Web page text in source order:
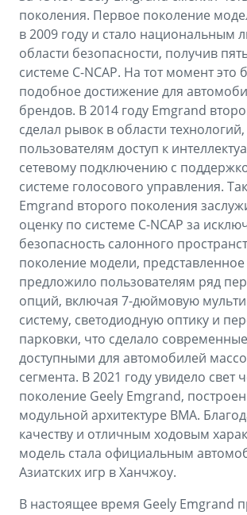
поколения. Первое поколение
в 2009 году и стало национальным
области безопасности, получив
системе C-NCAP. На тот момент это
подобное достижение для
брендов. В 2014 году Emgrand
сделал рывок в области
пользователям доступ к
сетевому подключению с
системе голосового управления.
Emgrand второго поколения
оценку по системе C-NCAP за
безопасность салонного
поколение модели, представленное
предложило пользователям ряд
опций, включая 7-дюймовую
систему, светодиодную оптику и
парковки, что сделало
доступными для автомобилей
сегмента. В 2021 году увидело свет
поколение Geely Emgrand,
модульной архитектуре BMA.
качеству и отличным ходовым
модель стала официальным
Азиатских игр в Ханчжоу.
В настоящее время Geely Emgrand